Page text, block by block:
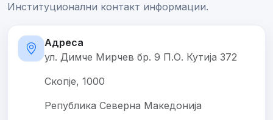
Институционални контакт информации.
Адреса
ул. Димче Мирчев бр. 9 П.О. Кутија 372
Скопје, 1000
Република Северна Македонија